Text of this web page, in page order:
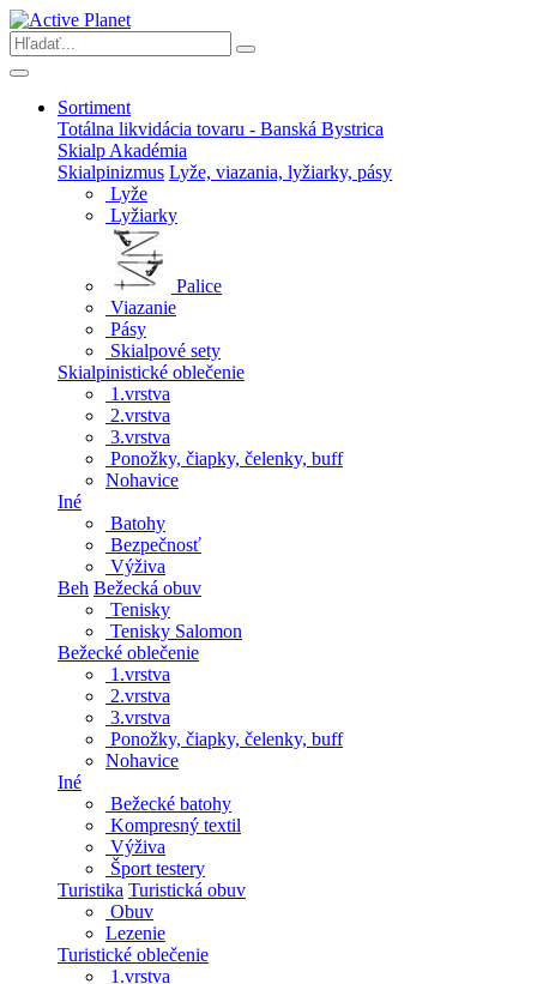
Sortiment
Totálna likvidácia tovaru - Banská Bystrica
Skialp Akadémia
Skialpinizmus Lyže, viazania, lyžiarky, pásy
Lyže
Lyžiarky
Palice
Viazanie
Pásy
Skialpové sety
Skialpinistické oblečenie
1.vrstva
2.vrstva
3.vrstva
Ponožky, čiapky, čelenky, buff
Nohavice
Iné
Batohy
Bezpečnosť
Výživa
Beh Bežecká obuv
Tenisky
Tenisky Salomon
Bežecké oblečenie
1.vrstva
2.vrstva
3.vrstva
Ponožky, čiapky, čelenky, buff
Nohavice
Iné
Bežecké batohy
Kompresný textil
Výživa
Šport testery
Turistika Turistická obuv
Obuv
Lezenie
Turistické oblečenie
1.vrstva